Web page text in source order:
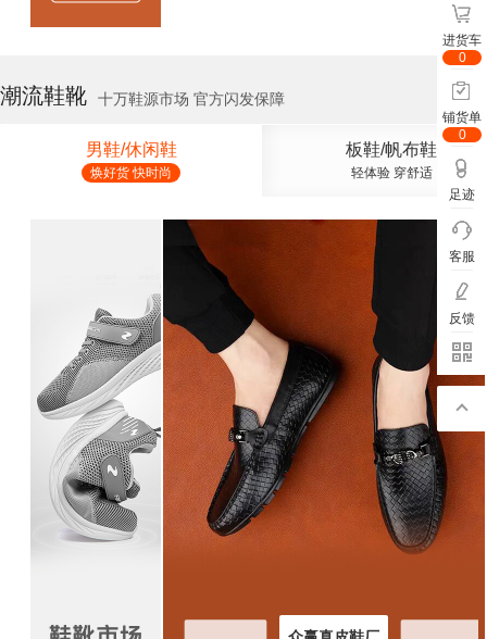
潮流鞋靴 十万鞋源市场 官方闪发保障
男鞋/休闲鞋
焕好货 快时尚
板鞋/帆布鞋
轻体验 穿舒适
进货车
0
铺货单
0
足迹
客服
反馈